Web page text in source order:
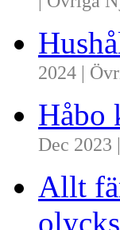
| Övriga
2024 |
Håbo
Dec 2023
Allt